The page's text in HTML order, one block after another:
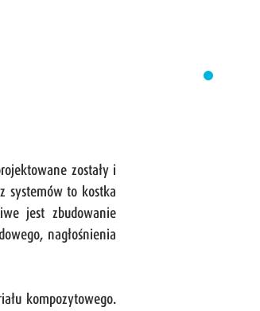
zostały i
systemów to kostka
jest zbudowanie
nagłośnienia
kompozytowego.